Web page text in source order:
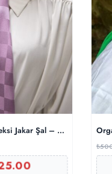
Jakar Şal – Lavanta
₺